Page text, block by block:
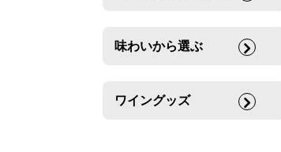
味わいから選ぶ
ワイングッズ